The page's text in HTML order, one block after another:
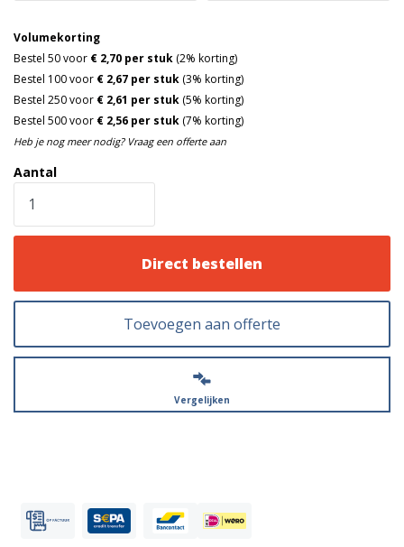
Aantal
Volumekorting
Bestel 50 voor € 2,70 per stuk (2% korting)
Bestel 100 voor € 2,67 per stuk (3% korting)
Bestel 250 voor € 2,61 per stuk (5% korting)
Bestel 500 voor € 2,56 per stuk (7% korting)
Heb je nog meer nodig? Vraag een offerte aan
Direct bestellen
Toevoegen aan offerte
Vergelijken